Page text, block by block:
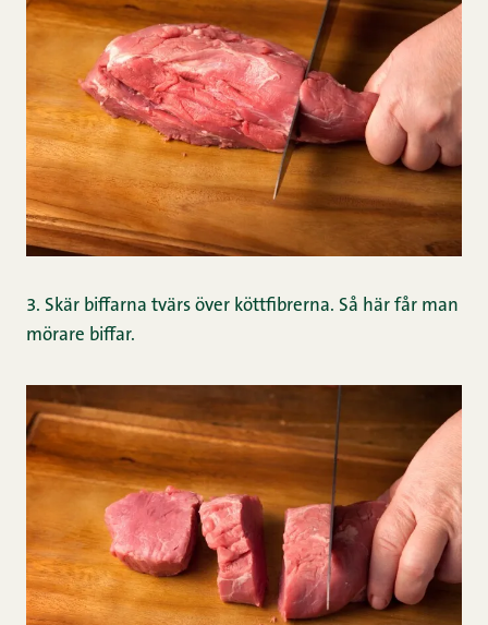
3. Skär biffarna tvärs över köttfibrerna. Så här får man
mörare biffar.